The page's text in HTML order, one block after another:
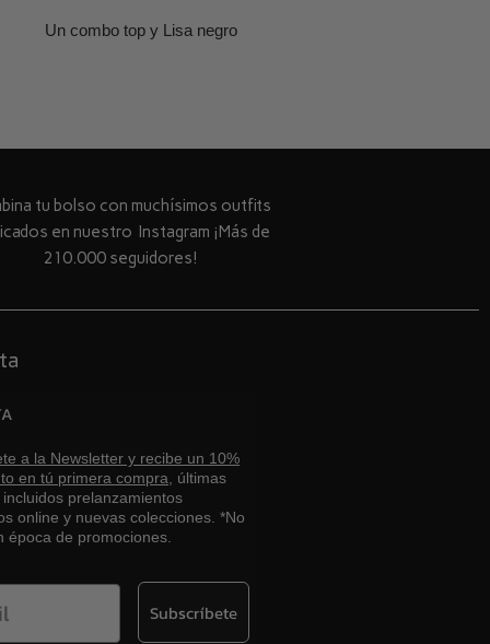
Un combo top y Lisa negro
tu bolso con muchísimos outfits
en nuestro Instagram ¡Más de
210.000 seguidores!
a la Newsletter y recibe un 10%
en tú primera compra,
últimas
incluidos prelanzamientos
online y nuevas colecciones. *No
época de promociones.
Subscríbete